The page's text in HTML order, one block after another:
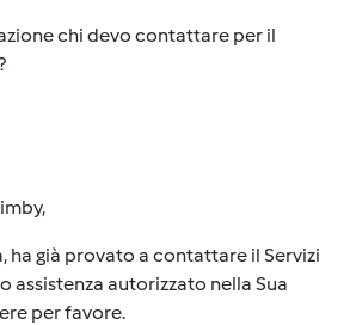
chi devo contattare per il
ha già provato a contattare il Servizi
assistenza autorizzato nella Sua
per favore.